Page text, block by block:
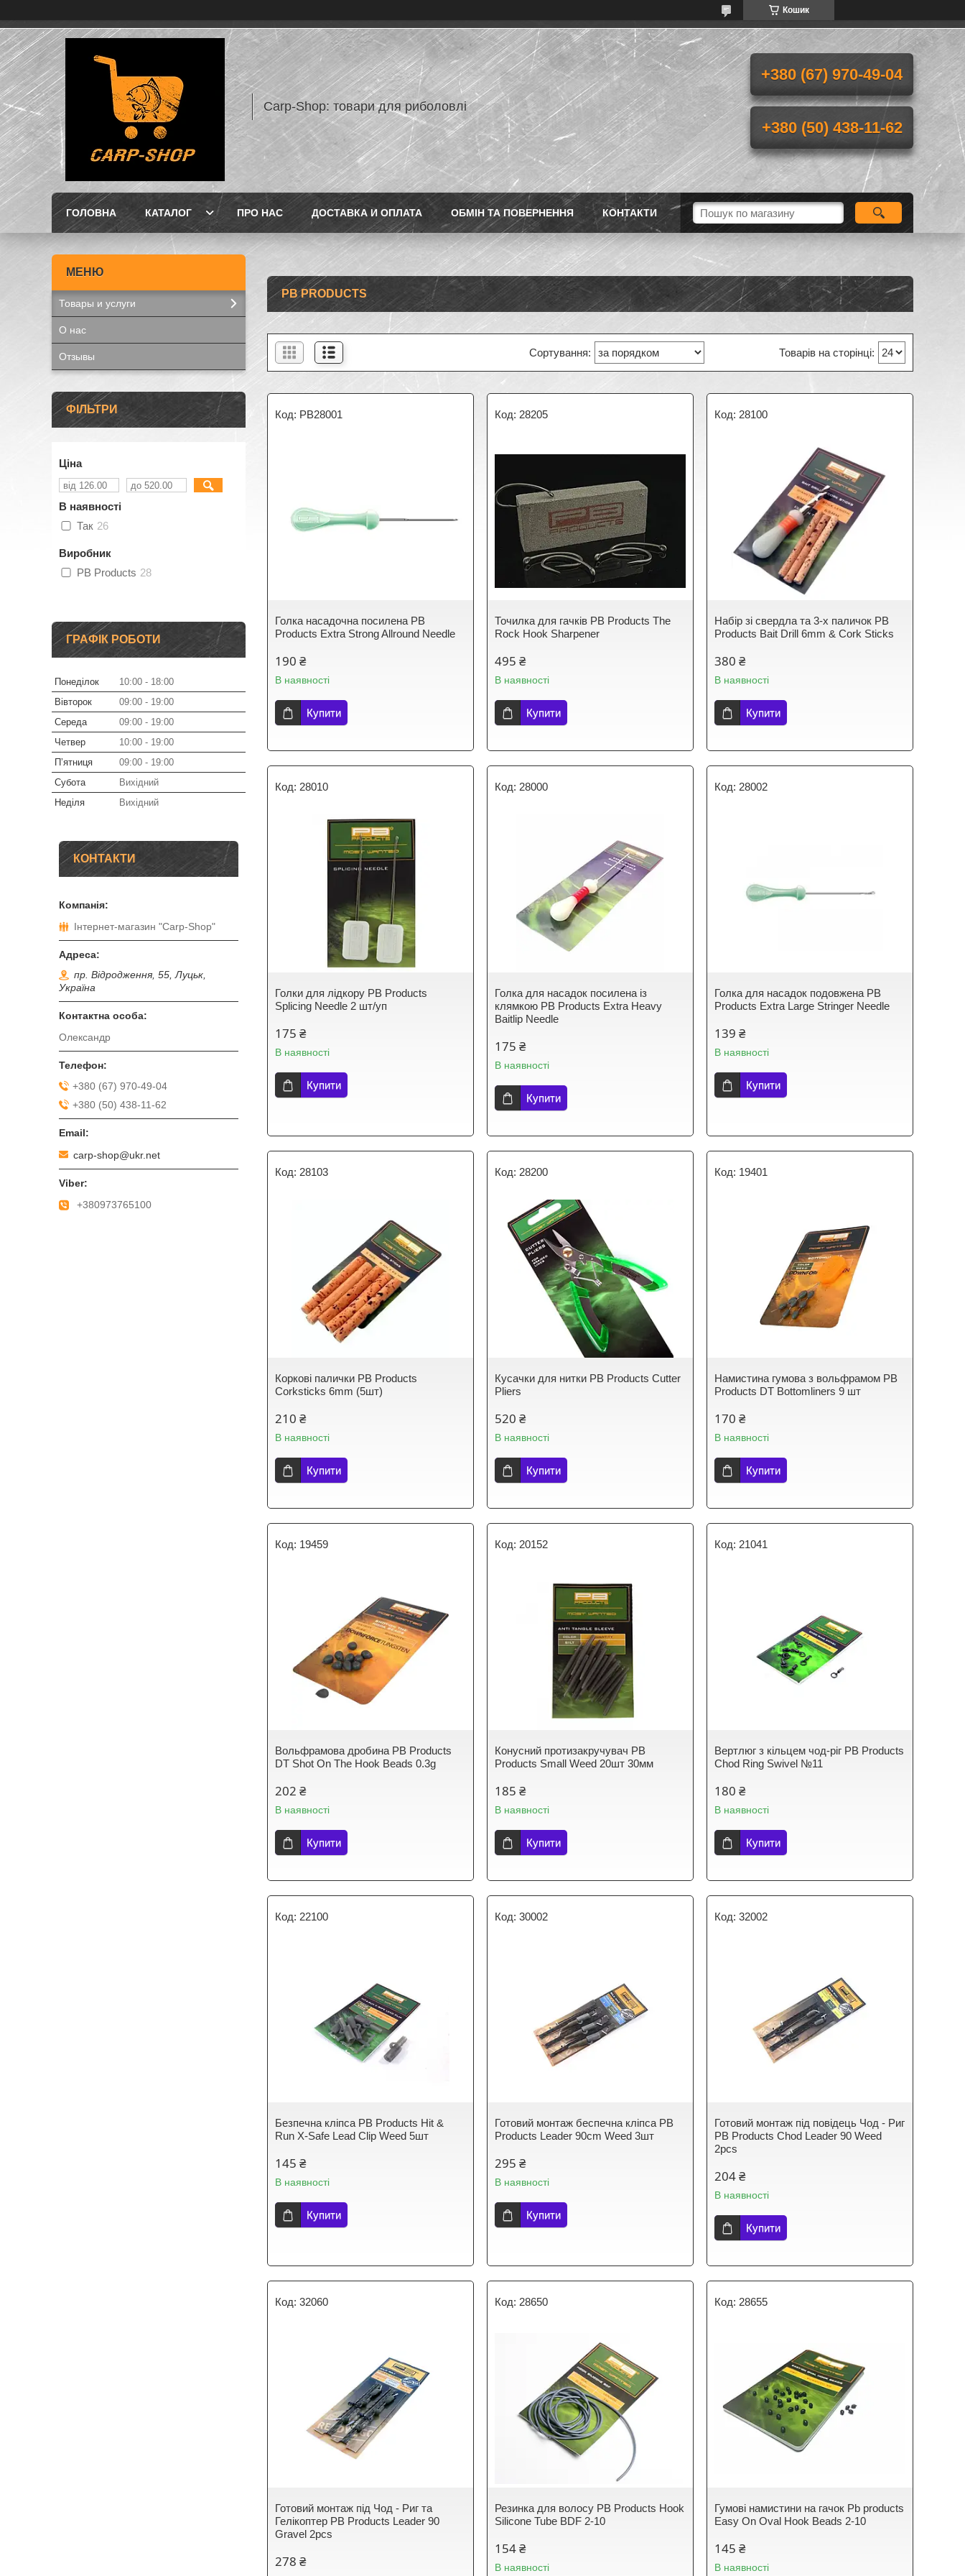
Кошик
Carp-Shop: товари для риболовлі
+380 (67) 970-49-04
+380 (50) 438-11-62
ГОЛОВНА КАТАЛОГ ПРО НАС ДОСТАВКА И ОПЛАТА ОБМІН ТА ПОВЕРНЕННЯ КОНТАКТИ
PB PRODUCTS
PB28001
Голка насадочна посилена PB
Products Extra Strong Allround Needle
190 ₴
В наявності
Купити
28205
Точилка для гачків PB Products The
Rock Hook Sharpener
495 ₴
В наявності
Купити
28100
Набір зі свердла та 3-х паличок PB
Products Bait Drill 6mm & Cork Sticks
380 ₴
В наявності
Купити
28010
Голки для лідкору PB Products
Splicing Needle 2 шт/уп
175 ₴
В наявності
Купити
28000
Голка для насадок посилена із
клямкою PB Products Extra Heavy
Baitlip Needle
175 ₴
В наявності
Купити
28002
Голка для насадок подовжена PB
Products Extra Large Stringer Needle
139 ₴
В наявності
Купити
28103
Коркові палички PB Products
Corksticks 6mm (5шт)
210 ₴
В наявності
Купити
28200
Кусачки для нитки PB Products Cutter
Pliers
520 ₴
В наявності
Купити
19401
Намистина гумова з вольфрамом PB
Products DT Bottomliners 9 шт
170 ₴
В наявності
Купити
19459
Вольфрамова дробина PB Products
DT Shot On The Hook Beads 0.3g
202 ₴
В наявності
Купити
20152
Конусний протизакручувач PB
Products Small Weed 20шт 30мм
185 ₴
В наявності
Купити
21041
Вертлюг з кільцем чод-ріг PB Products
Chod Ring Swivel №11
180 ₴
В наявності
Купити
22100
Безпечна кліпса PB Products Hit &
Run X-Safe Lead Clip Weed 5шт
145 ₴
В наявності
Купити
30002
Готовий монтаж беспечна кліпса PB
Products Leader 90cm Weed 3шт
295 ₴
В наявності
Купити
32002
Готовий монтаж під повідець Чод - Риг
PB Products Chod Leader 90 Weed
2pcs
204 ₴
В наявності
Купити
32060
Готовий монтаж під Чод - Риг та
Гелікоптер PB Products Leader 90
Gravel 2pcs
278 ₴
28650
Резинка для волосу PB Products Hook
Silicone Tube BDF 2-10
154 ₴
В наявності
28655
Гумові намистини на гачок Pb products
Easy On Oval Hook Beads 2-10
145 ₴
В наявності
Товары и услуги
О нас
Отзывы
ФІЛЬТРИ
Ціна
В наявності
Так 26
Виробник
PB Products 28
ГРАФІК РОБОТИ
Понеділок 10:00
18:00
Вівторок
09:00
19:00
Середа
09:00
19:00
Четвер
10:00
19:00
Пʼятниця
09:00
19:00
Субота
Вихідний
Неділя
Вихідний
КОНТАКТИ
Інтернет-магазин "Carp-Shop"
пр. Відродження, 55, Луцьк,
Україна
Олександр
+380 (67) 970-49-04
+380 (50) 438-11-62
carp-shop@ukr.net
+380973765100